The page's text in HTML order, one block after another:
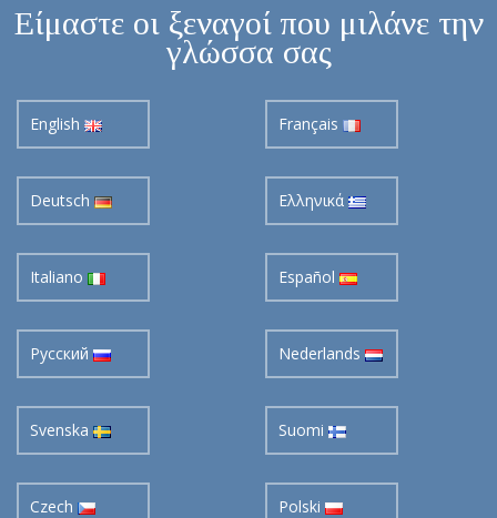
Είμαστε οι ξεναγοί που μιλάνε την
γλώσσα σας
English Français
Deutsch Ελληνικά
Italiano Español
Pусский Nederlands
Svenska Suomi
Czech Polski